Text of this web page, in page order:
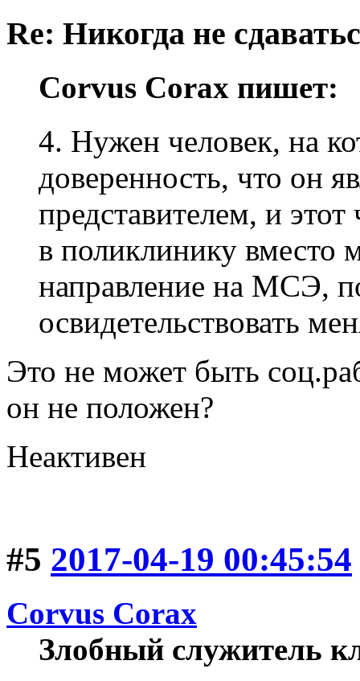
Re: Никогда не
Corvus Corax пишет:
4. Нужен человек, на
доверенность, что он
представителем, и
в поликлинику вместо
направление на МСЭ,
освидетельствовать
Это не может быть
он не положен?
Неактивен
#5 2017-04-19 00:45:54
Corvus Corax
Злобный служитель